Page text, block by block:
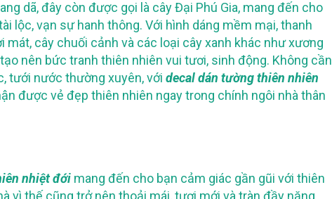
dã, đây còn được gọi là cây Đại Phú Gia, mang đến cho
lộc, vạn sự hanh thông. Với hình dáng mềm mại, thanh
mát, cây chuối cảnh và các loại cây xanh khác như xương
nên bức tranh thiên nhiên vui tươi, sinh động. Không cần
tưới nước thường xuyên, với decal dán tường thiên nhiên
được vẻ đẹp thiên nhiên ngay trong chính ngôi nhà thân
nhiệt đới mang đến cho bạn cảm giác gần gũi với thiên
vì thế cũng trở nên thoải mái, tươi mới và tràn đầy năng